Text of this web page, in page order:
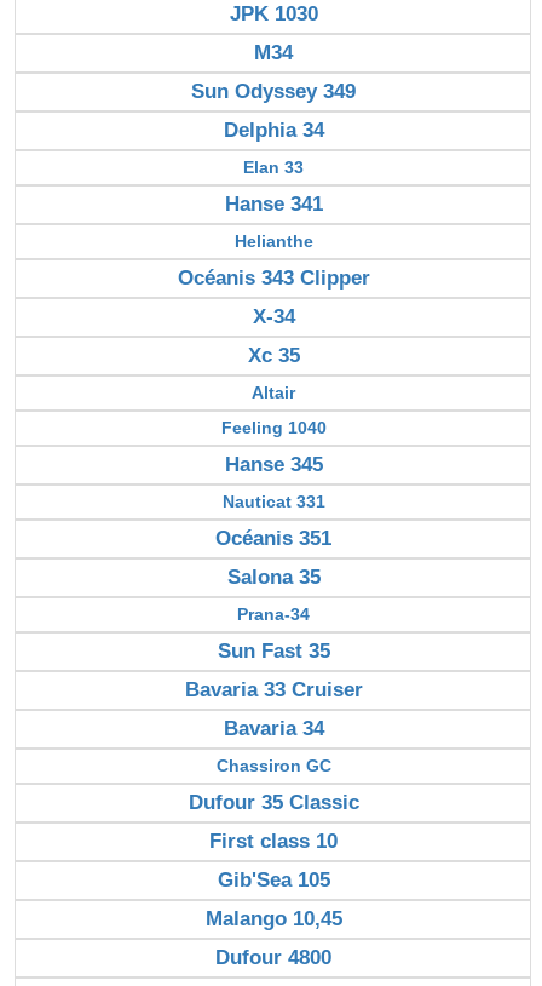
JPK 1030
M34
Sun Odyssey 349
Delphia 34
Elan 33
Hanse 341
Helianthe
Océanis 343 Clipper
X-34
Xc 35
Altair
Feeling 1040
Hanse 345
Nauticat 331
Océanis 351
Salona 35
Prana-34
Sun Fast 35
Bavaria 33 Cruiser
Bavaria 34
Chassiron GC
Dufour 35 Classic
First class 10
Gib'Sea 105
Malango 10,45
Dufour 4800